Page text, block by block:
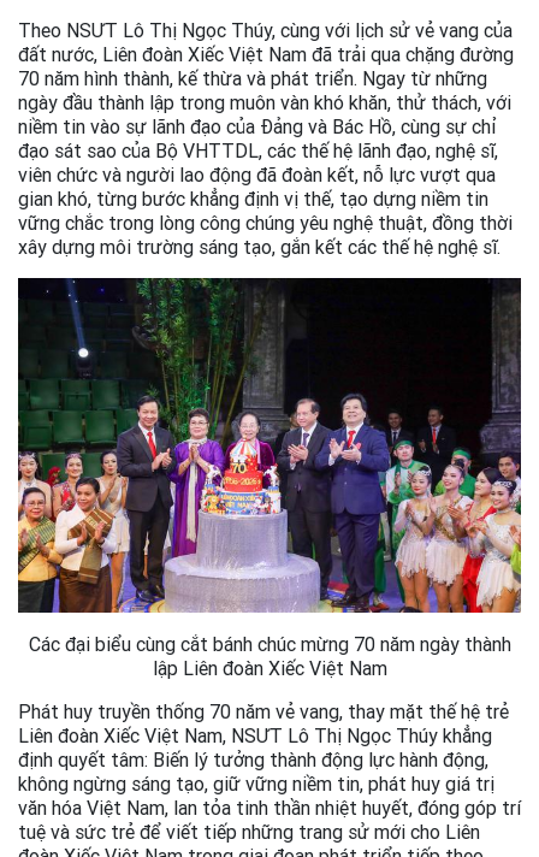
Theo NSƯT Lô Thị Ngọc Thúy, cùng với lịch sử vẻ vang của
đất nước, Liên đoàn Xiếc Việt Nam đã trải qua chặng đường
70 năm hình thành, kế thừa và phát triển. Ngay từ những
ngày đầu thành lập trong muôn vàn khó khăn, thử thách, với
niềm tin vào sự lãnh đạo của Đảng và Bác Hồ, cùng sự chỉ
đạo sát sao của Bộ VHTTDL, các thế hệ lãnh đạo, nghệ sĩ,
viên chức và người lao động đã đoàn kết, nỗ lực vượt qua
gian khó, từng bước khẳng định vị thế, tạo dựng niềm tin
vững chắc trong lòng công chúng yêu nghệ thuật, đồng thời
xây dựng môi trường sáng tạo, gắn kết các thế hệ nghệ sĩ.
Các đại biểu cùng cắt bánh chúc mừng 70 năm ngày thành
lập Liên đoàn Xiếc Việt Nam
Phát huy truyền thống 70 năm vẻ vang, thay mặt thế hệ trẻ
Liên đoàn Xiếc Việt Nam, NSƯT Lô Thị Ngọc Thúy khẳng
định quyết tâm: Biến lý tưởng thành động lực hành động,
không ngừng sáng tạo, giữ vững niềm tin, phát huy giá trị
văn hóa Việt Nam, lan tỏa tinh thần nhiệt huyết, đóng góp trí
tuệ và sức trẻ để viết tiếp những trang sử mới cho Liên